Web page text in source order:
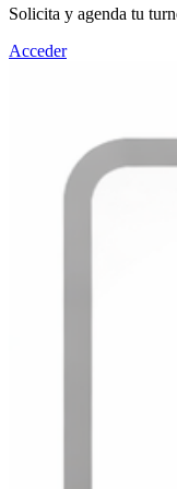
Solicita y agenda tu
Acceder